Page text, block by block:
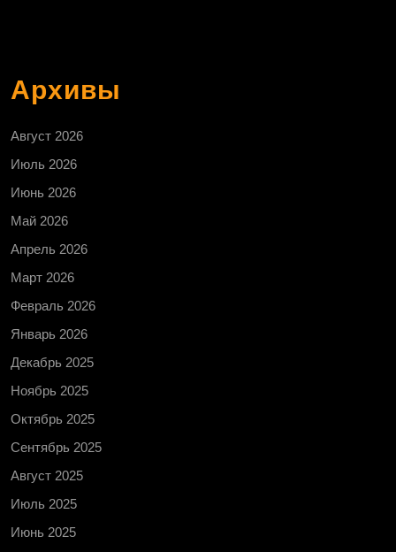
Архивы
Август 2026
Июль 2026
Июнь 2026
Май 2026
Апрель 2026
Март 2026
Февраль 2026
Январь 2026
Декабрь 2025
Ноябрь 2025
Октябрь 2025
Сентябрь 2025
Август 2025
Июль 2025
Июнь 2025